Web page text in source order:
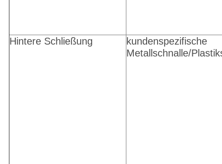
Hintere Schließung
kundenspezifische
Metallschnalle/